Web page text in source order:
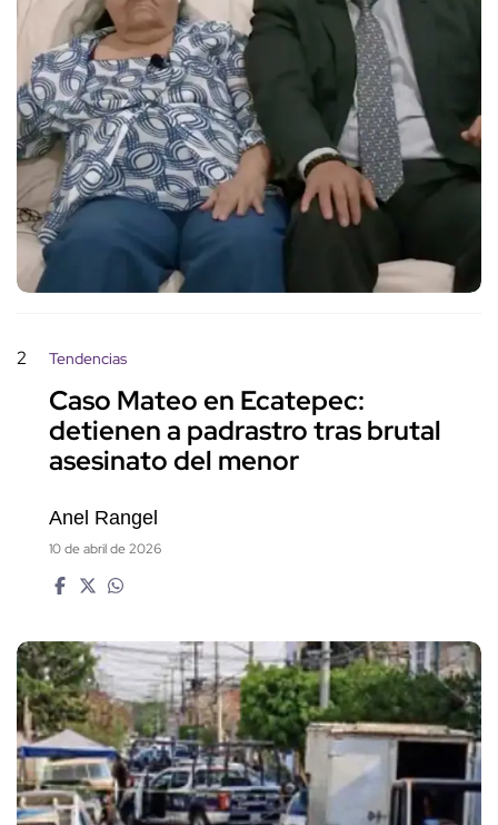
2 Tendencias
Caso Mateo en Ecatepec:
detienen a padrastro tras brutal
asesinato del menor
Anel Rangel
10 de abril de 2026